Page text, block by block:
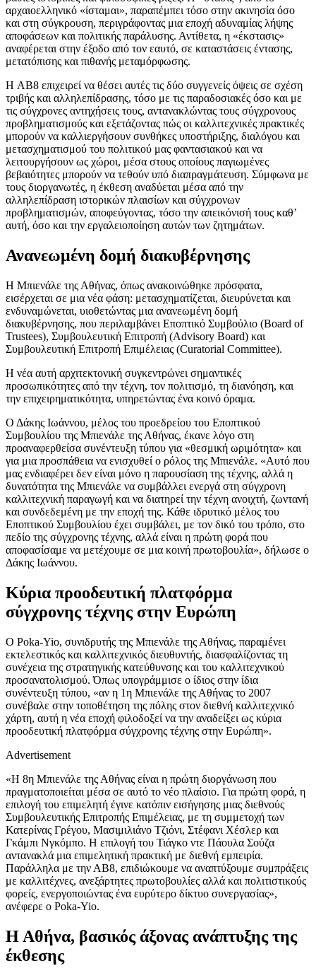
αρχαιοελληνικό «ίσταμαι», παραπέμπει τόσο στην ακινησία όσο
και στη σύγκρουση, περιγράφοντας μια εποχή αδυναμίας λήψης
αποφάσεων και πολιτικής παράλυσης. Αντίθετα, η «έκστασις»
αναφέρεται στην έξοδο από τον εαυτό, σε καταστάσεις έντασης,
μετατόπισης και πιθανής μεταμόρφωσης.
Η AB8 επιχειρεί να θέσει αυτές τις δύο συγγενείς όψεις σε σχέση
τριβής και αλληλεπίδρασης, τόσο με τις παραδοσιακές όσο και με
τις σύγχρονες αντηχήσεις τους, αντανακλώντας τους σύγχρονους
προβληματισμούς και εξετάζοντας πώς οι καλλιτεχνικές πρακτικές
μπορούν να καλλιεργήσουν συνθήκες υποστήριξης, διαλόγου και
μετασχηματισμού του πολιτικού μας φαντασιακού και να
λειτουργήσουν ως χώροι, μέσα στους οποίους παγιωμένες
βεβαιότητες μπορούν να τεθούν υπό διαπραγμάτευση. Σύμφωνα με
τους διοργανωτές, η έκθεση αναδύεται μέσα από την
αλληλεπίδραση ιστορικών πλαισίων και σύγχρονων
προβληματισμών, αποφεύγοντας, τόσο την απεικόνισή τους καθ’
αυτή, όσο και την εργαλειοποίηση αυτών των ζητημάτων.
Ανανεωμένη δομή διακυβέρνησης
Η Μπιενάλε της Αθήνας, όπως ανακοινώθηκε πρόσφατα,
εισέρχεται σε μια νέα φάση: μετασχηματίζεται, διευρύνεται και
ενδυναμώνεται, υιοθετώντας μια ανανεωμένη δομή
διακυβέρνησης, που περιλαμβάνει Εποπτικό Συμβούλιο (Board of
Trustees), Συμβουλευτική Επιτροπή (Advisory Board) και
Συμβουλευτική Επιτροπή Επιμέλειας (Curatorial Committee).
Η νέα αυτή αρχιτεκτονική συγκεντρώνει σημαντικές
προσωπικότητες από την τέχνη, τον πολιτισμό, τη διανόηση, και
την επιχειρηματικότητα, υπηρετώντας ένα κοινό όραμα.
Ο Δάκης Ιωάννου, μέλος του προεδρείου του Εποπτικού
Συμβουλίου της Μπιενάλε της Αθήνας, έκανε λόγο στη
προαναφερθείσα συνέντευξη τύπου για «θεσμική ωριμότητα» και
για μια προσπάθεια να ενισχυθεί ο ρόλος της Μπιενάλε. «Αυτό που
μας ενδιαφέρει δεν είναι μόνο η παρουσίαση της τέχνης, αλλά η
δυνατότητα της Μπιενάλε να συμβάλλει ενεργά στη σύγχρονη
καλλιτεχνική παραγωγή και να διατηρεί την τέχνη ανοιχτή, ζωντανή
και συνδεδεμένη με την εποχή της. Κάθε ιδρυτικό μέλος του
Εποπτικού Συμβουλίου έχει συμβάλει, με τον δικό του τρόπο, στο
πεδίο της σύγχρονης τέχνης, αλλά είναι η πρώτη φορά που
αποφασίσαμε να μετέχουμε σε μια κοινή πρωτοβουλία», δήλωσε ο
Δάκης Ιωάννου.
Κύρια προοδευτική πλατφόρμα
σύγχρονης τέχνης στην Ευρώπη
Ο Poka-Yio, συνιδρυτής της Μπιενάλε της Αθήνας, παραμένει
εκτελεστικός και καλλιτεχνικός διευθυντής, διασφαλίζοντας τη
συνέχεια της στρατηγικής κατεύθυνσης και του καλλιτεχνικού
προσανατολισμού. Όπως υπογράμμισε ο ίδιος στην ίδια
συνέντευξη τύπου, «αν η 1η Μπιενάλε της Αθήνας το 2007
συνέβαλε στην τοποθέτηση της πόλης στον διεθνή καλλιτεχνικό
χάρτη, αυτή η νέα εποχή φιλοδοξεί να την αναδείξει ως κύρια
προοδευτική πλατφόρμα σύγχρονης τέχνης στην Ευρώπη».
Advertisement
«Η 8η Μπιενάλε της Αθήνας είναι η πρώτη διοργάνωση που
πραγματοποιείται μέσα σε αυτό το νέο πλαίσιο. Για πρώτη φορά, η
επιλογή του επιμελητή έγινε κατόπιν εισήγησης μιας διεθνούς
Συμβουλευτικής Επιτροπής Επιμέλειας, με τη συμμετοχή των
Κατερίνας Γρέγου, Μασιμιλιάνο Τζιόνι, Στέφανι Χέσλερ και
Γκάμπι Νγκόμπο. Η επιλογή του Τιάγκο ντε Πάουλα Σούζα
αντανακλά μια επιμελητική πρακτική με διεθνή εμπειρία.
Παράλληλα με την ΑΒ8, επιδιώκουμε να αναπτύξουμε συμπράξεις
με καλλιτέχνες, ανεξάρτητες πρωτοβουλίες αλλά και πολιτιστικούς
φορείς, ενεργοποιώντας ένα ευρύτερο δίκτυο συνεργασίας»,
ανέφερε ο Poka-Yio.
Η Αθήνα, βασικός άξονας ανάπτυξης της
έκθεσης